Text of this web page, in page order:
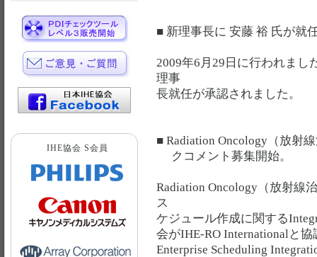
■ 新理事長に 安藤 裕 氏が就
2009年6月29日に行われまし
理事
長就任が承認されました。
■ Radiation Oncology（放射
クコメント募集開始。
Radiation Oncology（放射線
ス
ケジュール作成に関する
会がIHE-RO Internationalと
Enterprise Scheduling
IHE協会 S会員